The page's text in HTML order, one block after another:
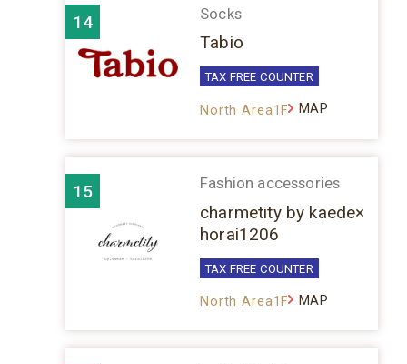
14 Socks
Tabio
TAX FREE COUNTER
North Area1F MAP
15 Fashion accessories
charmetity by kaede×
horai1206
TAX FREE COUNTER
North Area1F MAP